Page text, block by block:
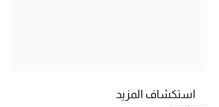
استكشاف المزيد